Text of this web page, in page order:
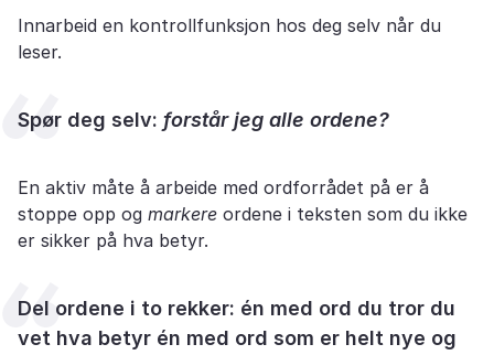
Innarbeid en kontrollfunksjon hos deg selv når du
leser.
Spør deg selv: forstår jeg alle ordene?
En aktiv måte å arbeide med ordforrådet på er å
stoppe opp og markere ordene i teksten som du ikke
er sikker på hva betyr.
Del ordene i to rekker: én med ord du tror du
vet hva betyr én med ord som er helt nye og